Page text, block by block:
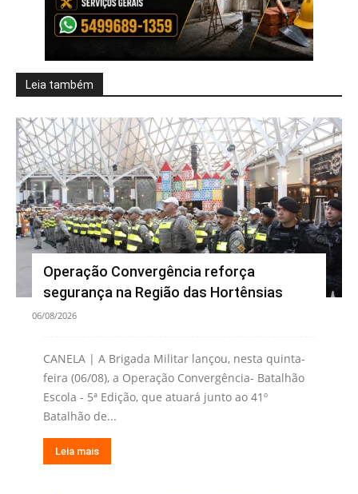
Leia também
Operação Convergência reforça
segurança na Região das Hortênsias
06/08/2026
CANELA | A Brigada Militar lançou, nesta quinta-
feira (06/08), a Operação Convergência- Batalhão
Escola - 5ª Edição, que atuará junto ao 41º
Batalhão de...
Leia mais